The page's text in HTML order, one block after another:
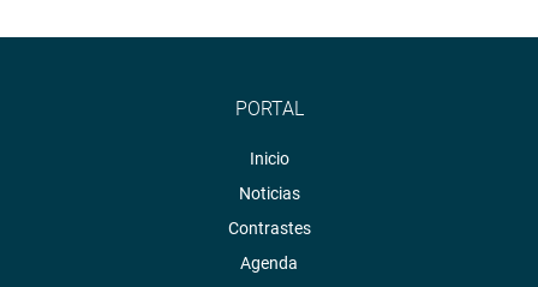
PORTAL
Inicio
Noticias
Contrastes
Agenda